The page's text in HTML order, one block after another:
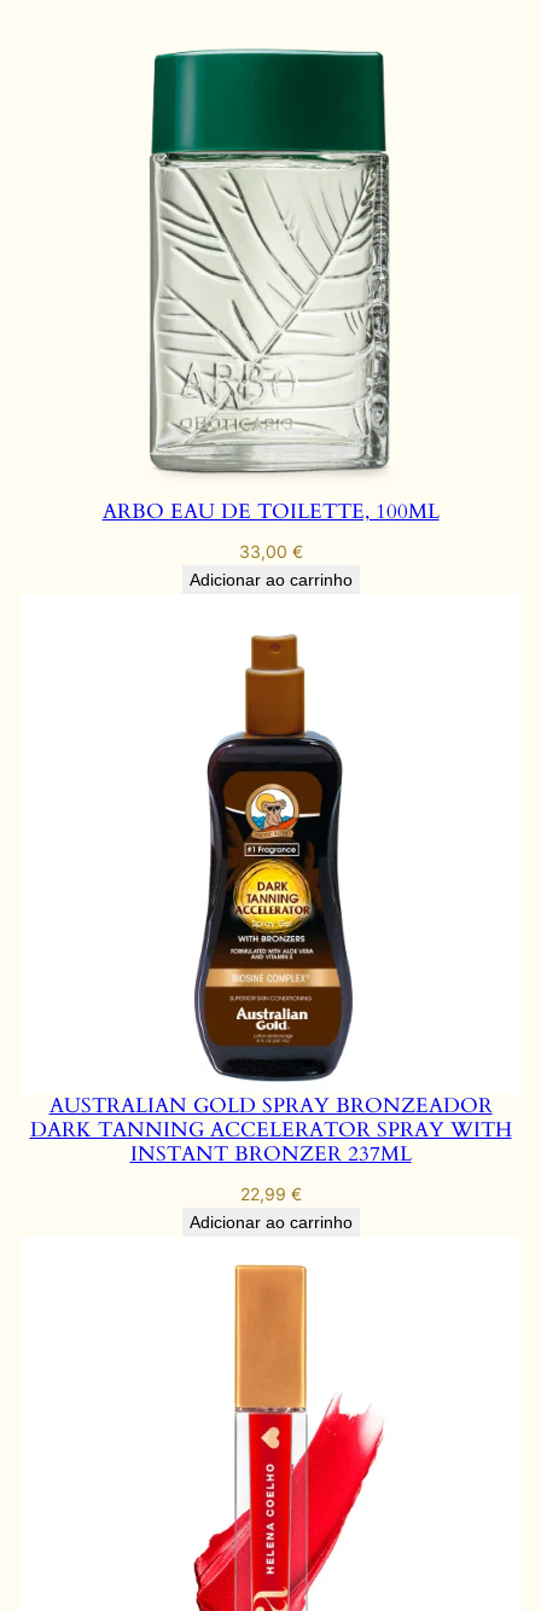
ARBO EAU DE TOILETTE, 100ML
33,00 €
Adicionar ao carrinho
AUSTRALIAN GOLD SPRAY BRONZEADOR
DARK TANNING ACCELERATOR SPRAY WITH
INSTANT BRONZER 237ML
22,99 €
Adicionar ao carrinho